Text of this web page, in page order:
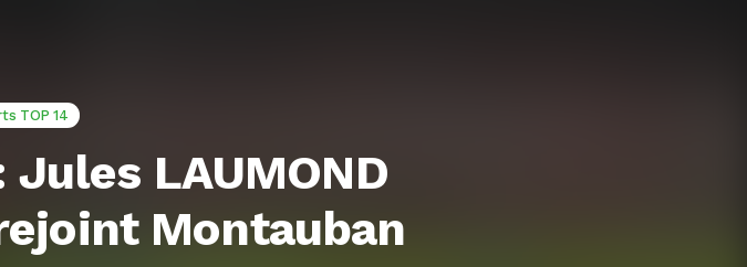
TOP 14
LAUMOND
Montauban